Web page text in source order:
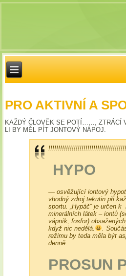
PRO AKTIVNÍ A
KAŽDÝ ČLOVĚK SE POTÍ……, ZTRÁCÍ
LI BY MĚL PÍT JONTOVÝ NÁPOJ.
HYPO
— osvěžující iontový
vhodný zdroj tekutin při
sportu. „Hypáč“ je určen
minerálních látek – iontů
vápník, fosfor)
když nic nedělá.
.
režimu by teda měla být
denně.
PROSUN